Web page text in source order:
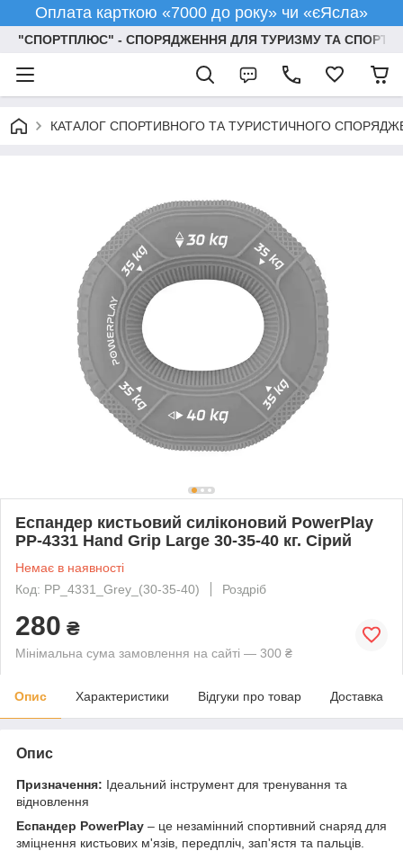
Оплата карткою «7000 до року» чи «єЯсла»
"СПОРТПЛЮС" - СПОРЯДЖЕННЯ ДЛЯ ТУРИЗМУ ТА СПОРТУ
КАТАЛОГ СПОРТИВНОГО ТА ТУРИСТИЧНОГО
Еспандер кистьовий силіконовий PowerPlay
PP-4331 Hand Grip Large 30-35-40 кг. Сірий
Немає в наявності
Код: PP_4331_Grey_(30-35-40)
Роздріб
280 ₴
Мінімальна сума замовлення на сайті — 300 ₴
Опис Характеристики Відгуки про товар Доставка
Опис
Призначення: Ідеальний інструмент для тренування та
відновлення
Еспандер PowerPlay – це незамінний спортивний снаряд для
зміцнення кистьових м'язів, передпліч, зап'ястя та пальців.